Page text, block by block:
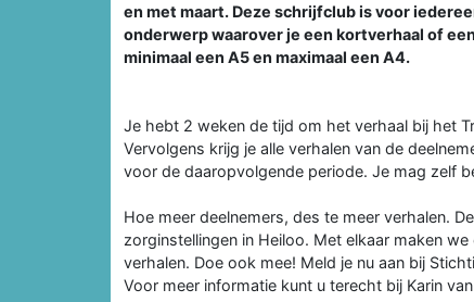
en met maart. Deze schrijfclub is voor
onderwerp waarover je een kortverhaal of
minimaal een A5 en maximaal een A4.
Je hebt 2 weken de tijd om het verhaal bij het
Vervolgens krijg je alle verhalen van de
voor de daaropvolgende periode. Je mag zelf
Hoe meer deelnemers, des te meer verhalen.
zorginstellingen in Heiloo. Met elkaar maken
verhalen. Doe ook mee! Meld je nu aan bij
Voor meer informatie kunt u terecht bij Karin